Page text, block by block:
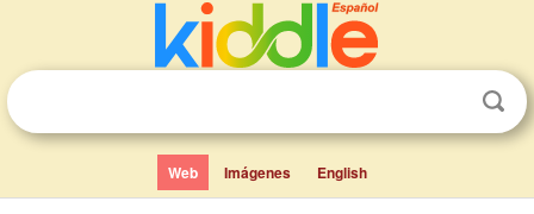
Web Imágenes English